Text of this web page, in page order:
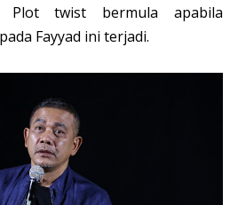
Plot twist bermula apabila
Fayyad ini terjadi.